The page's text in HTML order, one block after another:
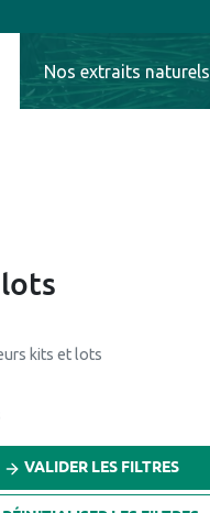
Nos extraits naturels
kits et lots
VALIDER LES FILTRES